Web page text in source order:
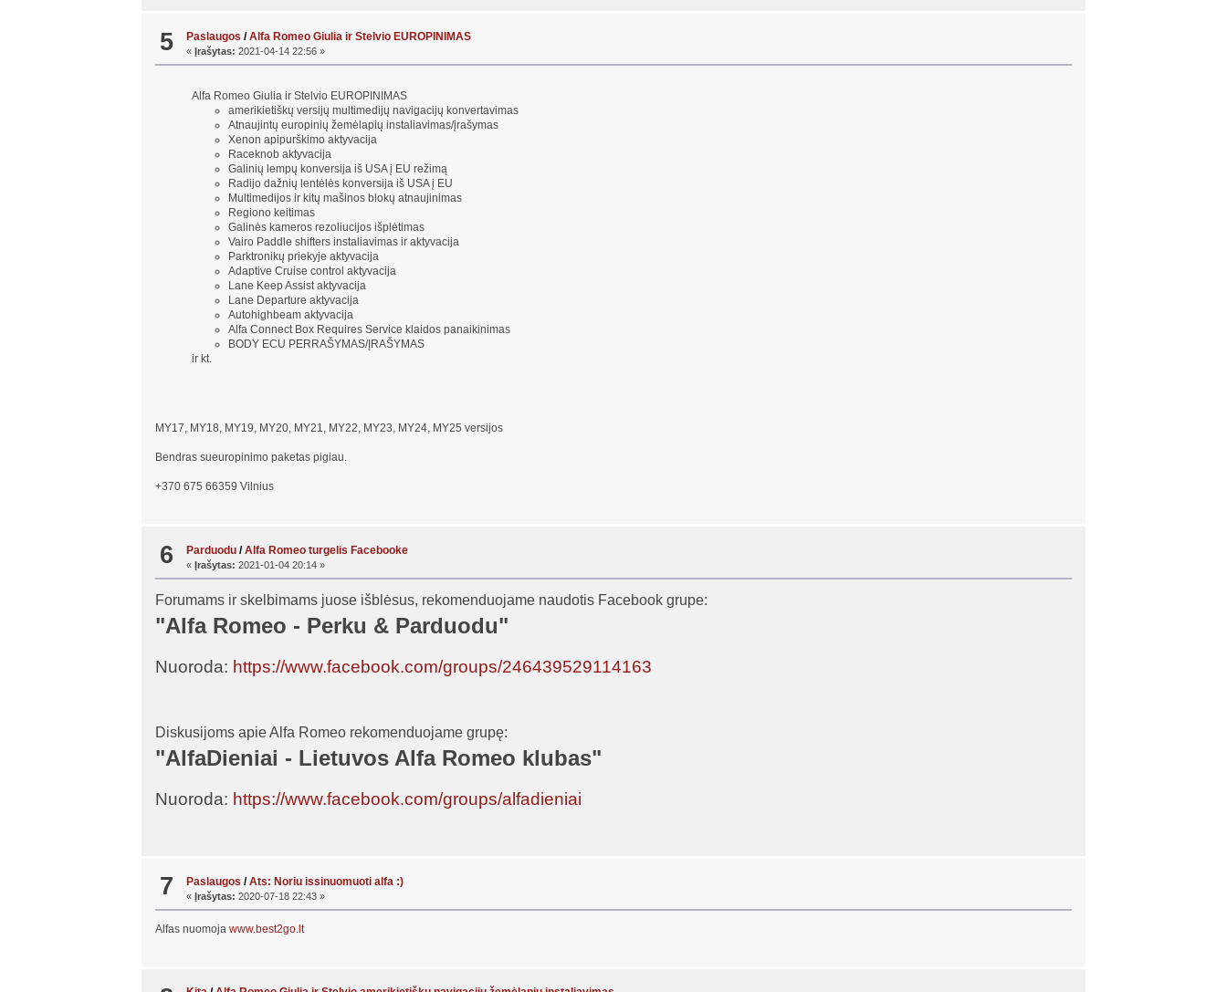
5 Paslaugos /Alfa Romeo Giulia ir Stelvio EUROPINIMAS
«Įrašytas: 2021-04-14 22:56 »
Alfa Romeo Giulia ir Stelvio EUROPINIMAS
amerikietiškų versijų multimedijų navigacijų konvertavimas
Atnaujintų europinių žemėlapių instaliavimas/įrašymas
Xenon apipurškimo aktyvacija
Raceknob aktyvacija
Galinių lempų konversija iš USA į EU režimą
Radijo dažnių lentėlės konversija iš USA į EU
Multimedijos ir kitų mašinos blokų atnaujinimas
Regiono keitimas
Galinės kameros rezoliucijos išplėtimas
Vairo Paddle shifters instaliavimas ir aktyvacija
Parktronikų priekyje aktyvacija
Adaptive Cruise control aktyvacija
Lane Keep Assist aktyvacija
Lane Departure aktyvacija
Autohighbeam aktyvacija
Alfa Connect Box Requires Service klaidos panaikinimas
BODY ECU PERRAŠYMAS/ĮRAŠYMAS
ir kt.
MY17, MY18, MY19, MY20, MY21, MY22, MY23, MY24, MY25 versijos
Bendras sueuropinimo paketas pigiau.
+370 675 66359 Vilnius
6 Parduodu /Alfa Romeo turgelis Facebooke
«Įrašytas: 2021-01-04 20:14 »
Forumams ir skelbimams juose išblėsus, rekomenduojame naudotis Facebook grupe:
"Alfa Romeo - Perku & Parduodu"
Nuoroda: https://www.facebook.com/groups/246439529114163
Diskusijoms apie Alfa Romeo rekomenduojame grupę:
"AlfaDieniai - Lietuvos Alfa Romeo klubas"
Nuoroda: https://www.facebook.com/groups/alfadieniai
7 Paslaugos /Ats: Noriu issinuomuoti alfa :)
«Įrašytas: 2020-07-18 22:43 »
Alfas nuomoja www.best2go.lt